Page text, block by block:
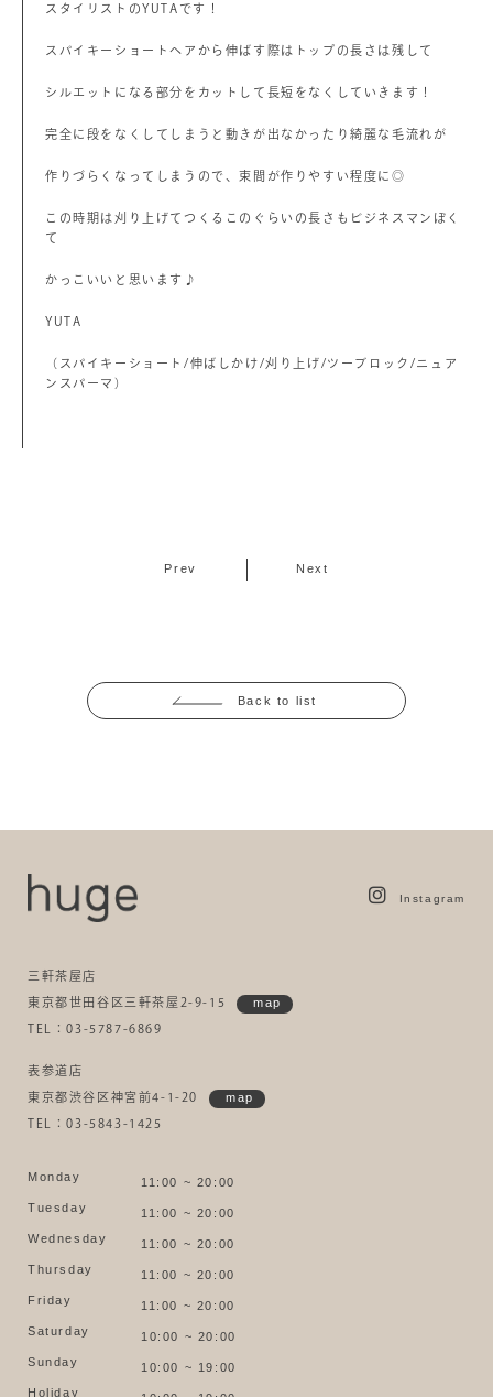
スタイリストのYUTAです！
スパイキーショートヘアから伸ばす際はトップの長さは残して
シルエットになる部分をカットして長短をなくしていきます！
完全に段をなくしてしまうと動きが出なかったり綺麗な毛流れが
作りづらくなってしまうので、束間が作りやすい程度に◎
この時期は刈り上げてつくるこのぐらいの長さもビジネスマンぽく
て
かっこいいと思います♪
YUTA
（スパイキーショート/伸ばしかけ/刈り上げ/ツーブロック/ニュア
ンスパーマ）
Prev Next
Back to list
Instagram
三軒茶屋店
東京都世田谷区三軒茶屋2-9-15 map
TEL：03-5787-6869
表参道店
東京都渋谷区神宮前4-1-20 map
TEL：03-5843-1425
Monday
11:00 ~ 20:00
Tuesday
11:00 ~ 20:00
Wednesday
11:00 ~ 20:00
Thursday
11:00 ~ 20:00
Friday
11:00 ~ 20:00
Saturday
10:00 ~ 20:00
Sunday
10:00 ~ 19:00
Holiday